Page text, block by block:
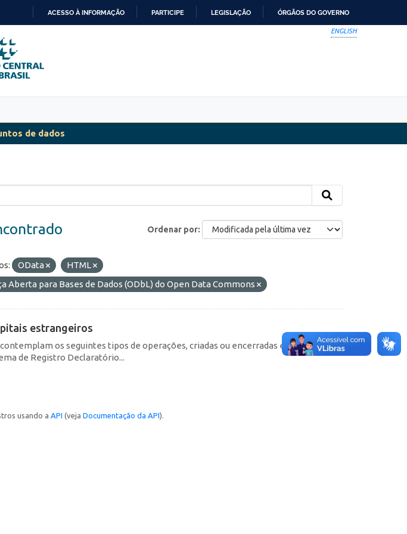
PARA
O
CONTEÚDO
ACESSO À INFORMAÇÃO PARTICIPE LEGISLAÇÃO ÓRGÃOS DO GOVERNO
ENGLISH
de dados
Ordenar por
OData
HTML
Aberta para Bases de Dados (ODbL) do Open Data Commons
estrangeiros
os seguintes tipos de operações, criadas ou encerradas em cada
de Registro Declaratório...
usando a API (veja Documentação da API).